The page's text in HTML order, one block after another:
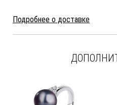
Подробнее о доставке